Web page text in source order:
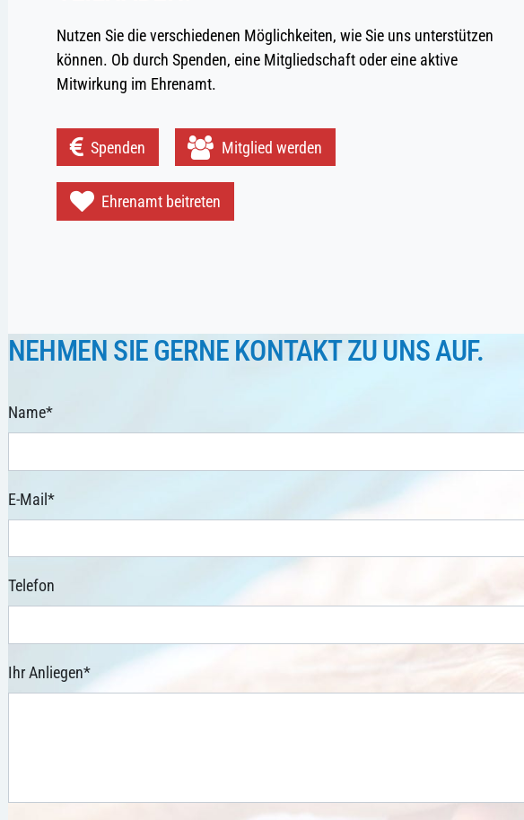
Nutzen Sie die verschiedenen Möglichkeiten, wie Sie uns unterstützen
können. Ob durch Spenden, eine Mitgliedschaft oder eine aktive
Mitwirkung im Ehrenamt.
Spenden Mitglied werden
Ehrenamt beitreten
NEHMEN SIE GERNE KONTAKT ZU UNS AUF.
Name*
E-Mail*
Telefon
Ihr Anliegen*